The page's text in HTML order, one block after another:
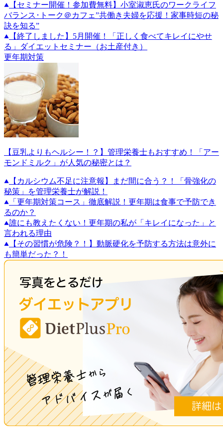
【セミナー開催！参加費無料】小室淑恵氏のワークライフ
バランス･トーク＠カフェ”共働き夫婦を応援！家事時短の秘
訣を知る”
【終了しました】5月開催！「正しく食べてキレイにやせ
る」ダイエットセミナー（お土産付き）
更年期対策
【豆乳よりもヘルシー！？】管理栄養士もおすすめ！「アー
モンドミルク」が人気の秘密とは？
【カルシウム不足に注意報】まだ間に合う？！「骨強化の
秘策」を管理栄養士が解説！
「更年期対策コース」徹底解説！更年期は食事で予防でき
るのか？
誰にも教えたくない！更年期の私が「キレイになった」と
言われる理由
【その習慣が危険？！】動脈硬化を予防する方法は意外に
も簡単だった？！